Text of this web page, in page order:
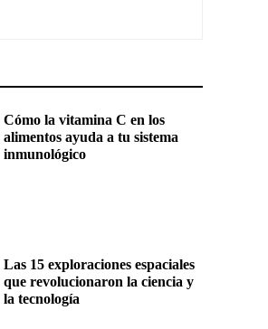
Cómo la vitamina C en los
alimentos ayuda a tu sistema
inmunológico
Las 15 exploraciones espaciales
que revolucionaron la ciencia y
la tecnología